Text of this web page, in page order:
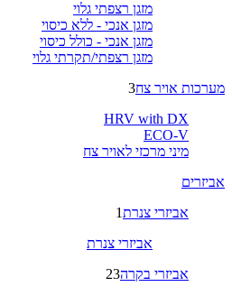
מזגן רצפתי גלוי
מזגן אנכי - ללא כיסוי
מזגן אנכי - כולל כיסוי
מזגן רצפתי/תקרתי גלוי
מערכות אויר צח3
HRV with DX
ECO-V
מיני מרכזי לאויר צח
אביזרים
אביזרי צנרת1
אביזרי צנרת
אביזרי בקרה23